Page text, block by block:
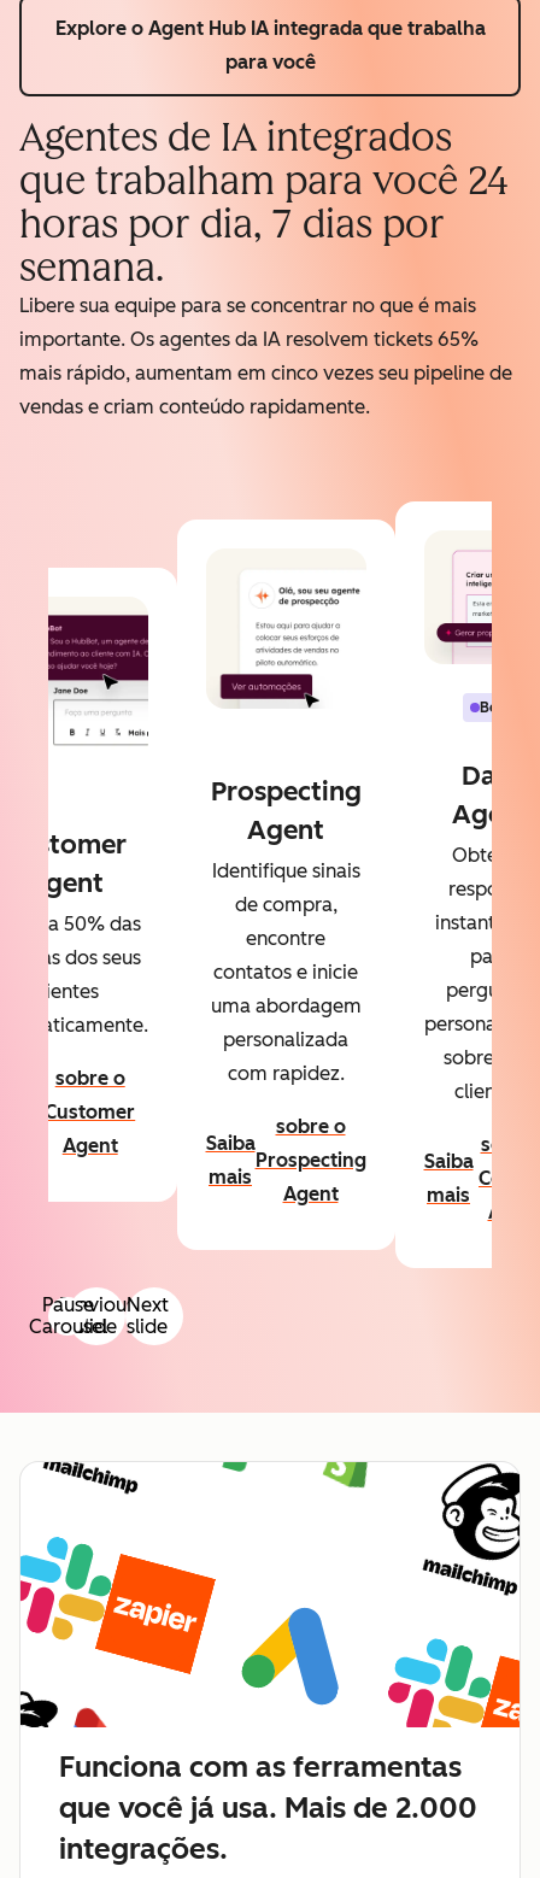
Explore o Agent Hub IA integrada que trabalha
para você
Agentes de IA integrados
que trabalham para você 24
horas por dia, 7 dias por
semana.
Libere sua equipe para se concentrar no que é mais
importante. Os agentes da IA resolvem tickets 65%
mais rápido, aumentam em cinco vezes seu pipeline de
vendas e criam conteúdo rapidamente.
Previous
slide
Next
slide
Customer
Agent
50% das
dos seus
clientes
sobre o
Customer
Agent
Prospecting
Agent
Identifique sinais
de compra,
encontre
contatos e inicie
uma abordagem
personalizada
com rapidez.
Saiba
mais
sobre o
Prospecting
Agent
Beta
Data
Agent
Obtenha
respostas
para
perguntas
sobre seus
clientes.
Saiba
mais
sobre
Pause
Carousel
Funciona com as ferramentas
que você já usa. Mais de 2.000
integrações.